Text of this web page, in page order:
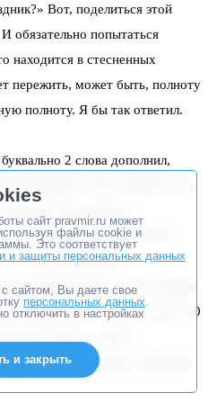
Вот, поделиться этой
обязательно попытаться
находится в стесненных
пережить, может быть, полноту
полноту. Я бы так ответил.
2 слова дополнил,
к тому общему, что
нашем молодежном
новой пасхальной
то, что люди пишут
Мне кажется, очень доброе
как дети, которым там 8-10
писать, пишут
пасхальные открытки,
сайт pravmir.ru может
файлы cookie и
Это соответствует
и защиты персональных данных
сайтом, Вы даете свое
персональных данных.
отключить в настройках
и закрыть